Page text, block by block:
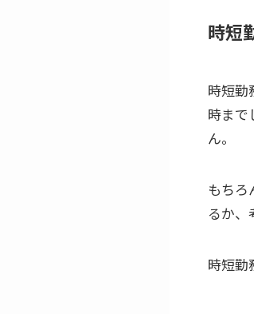
時短
時短勤
時まで
ん。
もち
るか、
時短勤